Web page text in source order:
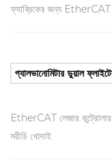
ফ্যাব্রিকের জন্য EtherCAT
গ্যালভানোমিটার ডুয়াল
EtherCAT লেজার কন্ট্রোলার
মরীচি খোদাই